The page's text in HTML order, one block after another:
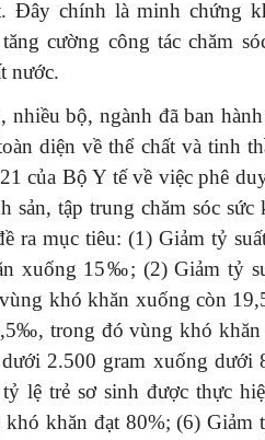
Đây chính là minh chứng
cường công tác chăm
nước.
nhiều bộ, ngành đã ban
diện về thể chất và tinh
của Bộ Y tế về việc phê
sản, tập trung chăm sóc
ra mục tiêu: (1) Giảm tỷ
xuống 15‰; (2) Giảm tỷ
khó khăn xuống còn
trong đó vùng khó
2.500 gram xuống
lệ trẻ sơ sinh được thực
khăn đạt 80%; (6) Giảm